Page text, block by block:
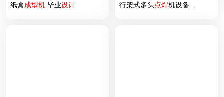
纸盒成型机毕业设计 行架式多头点焊机设备